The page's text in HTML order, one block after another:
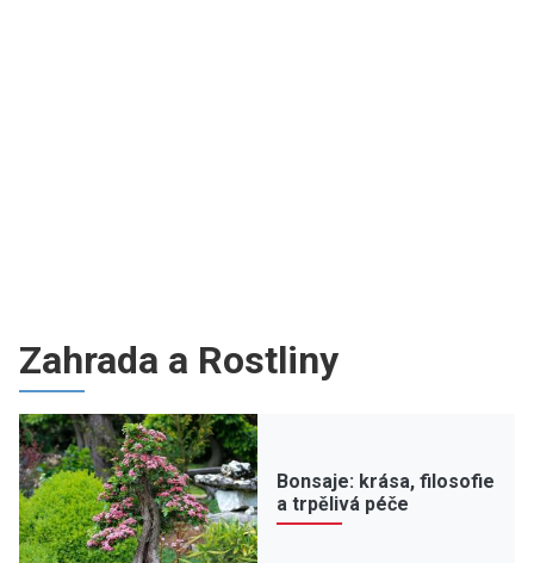
Zahrada a Rostliny
Bonsaje: krása, filosofie
a trpělivá péče